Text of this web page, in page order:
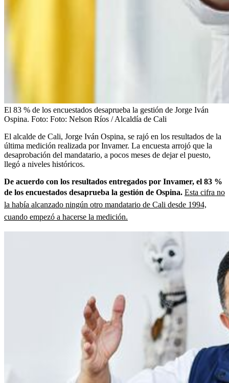
El 83 % de los encuestados desaprueba la gestión de Jorge Iván
Ospina. Foto: Foto: Nelson Ríos / Alcaldía de Cali
El alcalde de Cali, Jorge Iván Ospina, se rajó en los resultados de la
última medición realizada por Invamer. La encuesta arrojó que la
desaprobación del mandatario, a pocos meses de dejar el puesto,
llegó a niveles históricos.
De acuerdo con los resultados entregados por Invamer, el 83 %
de los encuestados desaprueba la gestión de Ospina. Esta cifra no
la había alcanzado ningún otro mandatario de Cali desde 1994,
cuando empezó a hacerse la medición.